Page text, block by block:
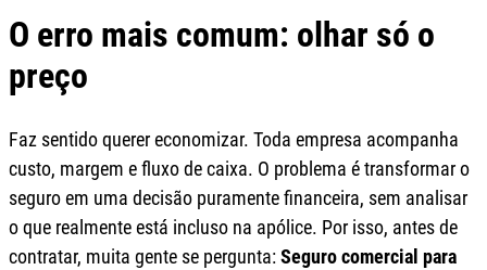
O erro mais comum: olhar só o
preço
Faz sentido querer economizar. Toda empresa acompanha
custo, margem e fluxo de caixa. O problema é transformar o
seguro em uma decisão puramente financeira, sem analisar
o que realmente está incluso na apólice. Por isso, antes de
contratar, muita gente se pergunta:Seguro comercial para